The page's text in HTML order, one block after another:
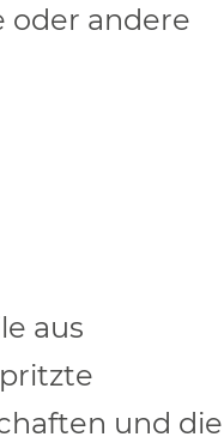
oder andere
aus
und die